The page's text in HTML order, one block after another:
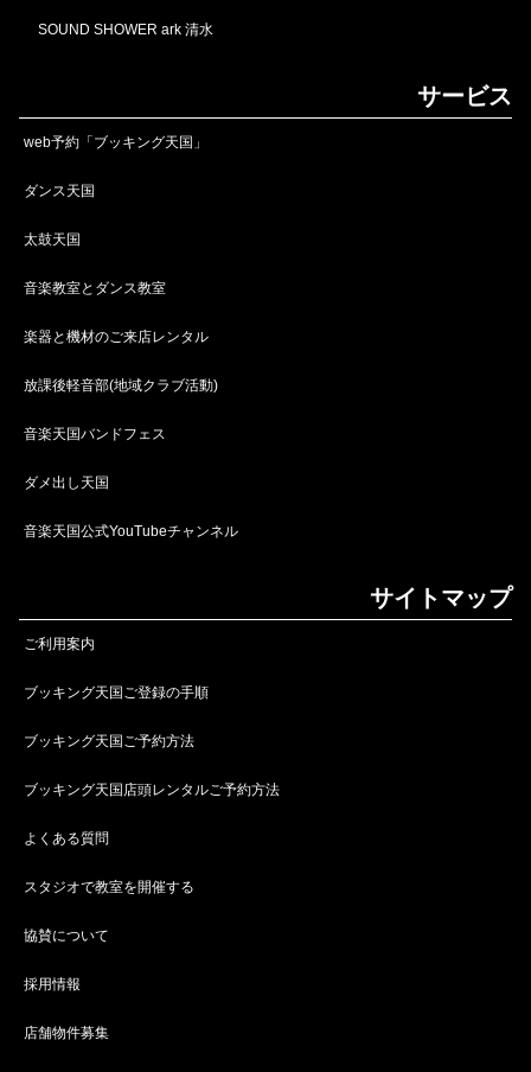
SOUND SHOWER ark 清水
サービス
web予約「ブッキング天国」
ダンス天国
太鼓天国
音楽教室とダンス教室
楽器と機材のご来店レンタル
放課後軽音部(地域クラブ活動)
音楽天国バンドフェス
ダメ出し天国
音楽天国公式YouTubeチャンネル
サイトマップ
ご利用案内
ブッキング天国ご登録の手順
ブッキング天国ご予約方法
ブッキング天国店頭レンタルご予約方法
よくある質問
スタジオで教室を開催する
協賛について
採用情報
店舗物件募集